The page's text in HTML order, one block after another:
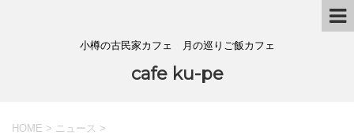
小樽の古民家カフェ 月の巡りご飯カフェ
cafe ku-pe
HOME > ニュース >